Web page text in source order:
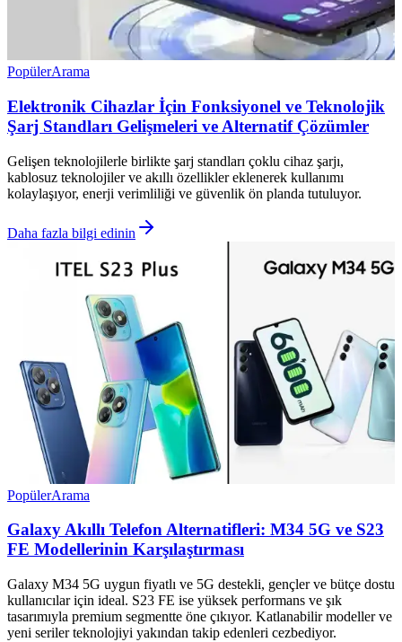
PopülerArama
Elektronik Cihazlar İçin Fonksiyonel ve Teknolojik
Şarj Standları Gelişmeleri ve Alternatif Çözümler
Gelişen teknolojilerle birlikte şarj standları çoklu cihaz şarjı,
kablosuz teknolojiler ve akıllı özellikler eklenerek kullanımı
kolaylaşıyor, enerji verimliliği ve güvenlik ön planda tutuluyor.
Daha fazla bilgi edinin
PopülerArama
Galaxy Akıllı Telefon Alternatifleri: M34 5G ve S23
FE Modellerinin Karşılaştırması
Galaxy M34 5G uygun fiyatlı ve 5G destekli, gençler ve bütçe dostu
kullanıcılar için ideal. S23 FE ise yüksek performans ve şık
tasarımıyla premium segmentte öne çıkıyor. Katlanabilir modeller ve
yeni seriler teknolojiyi yakından takip edenleri cezbediyor.